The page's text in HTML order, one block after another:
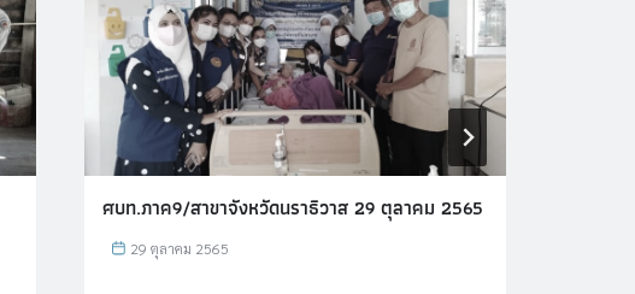
ศบท.ภาค9/สาขาจังหวัดนราธิวาส 29 ตุลาคม 2565
29 ตุลาคม 2565